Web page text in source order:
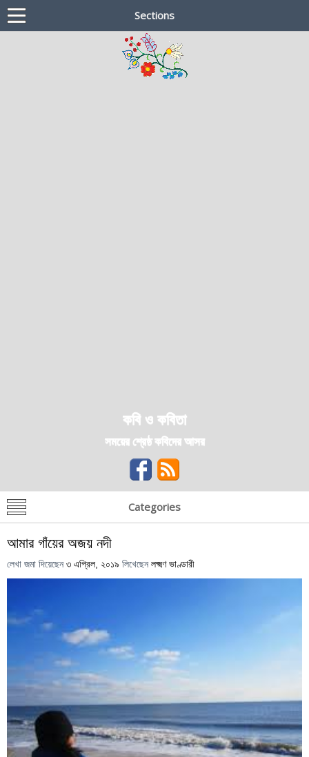
Sections
কবি ও কবিতা
সময়ের শ্রেষ্ঠ কবিদের আসর
Categories
আমার গাঁয়ের অজয় নদী
লেখা জমা দিয়েছেন ৩ এপ্রিল, ২০১৯ লিখেছেন লক্ষ্মণ ভাণ্ডারী